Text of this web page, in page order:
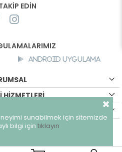
EDİN
Android Uygulama
HİZMETLERİ
hakları saklıdır.
sunabilmek için sitemizde
bilgi için tıklayın